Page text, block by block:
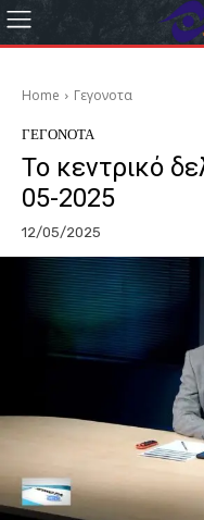
Home Γεγονοτα
ΓΕΓΟΝΟΤΑ
Το κεντρικό
05-2025
12/05/2025